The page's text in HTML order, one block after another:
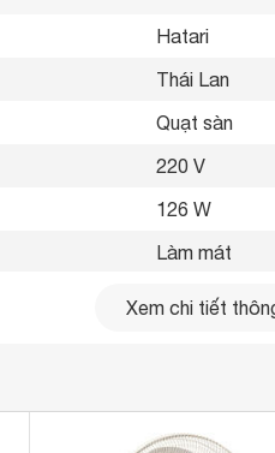
Hatari
Thái Lan
Quạt sàn
220 V
126 W
Làm mát
5 cánh
3 mức gió
Xem chi tiết